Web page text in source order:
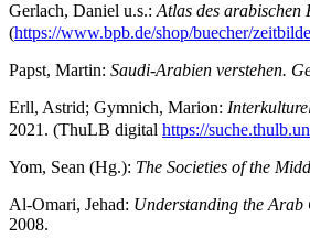
Gerlach, Daniel u.s.: Atlas des arabischen
(https://www.bpb.de/shop/buecher/
Papst, Martin: Saudi-Arabien verstehen.
Erll, Astrid; Gymnich, Marion:
2021. (ThuLB digital https://
Yom, Sean (Hg.): The Societies of the
Al‐Omari, Jehad: Understanding the
2008.